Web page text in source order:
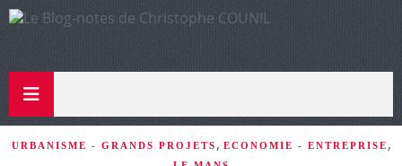
URBANISME - GRANDS PROJETS , ECONOMIE - ENTREPRISE ,